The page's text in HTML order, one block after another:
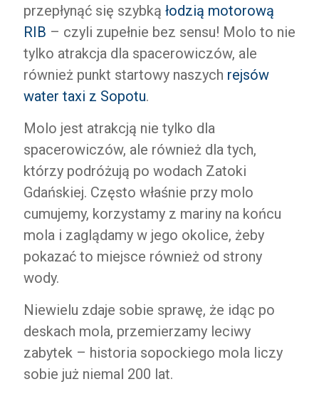
przepłynąć się szybką łodzią motorową
RIB – czyli zupełnie bez sensu! Molo to nie
tylko atrakcja dla spacerowiczów, ale
również punkt startowy naszych rejsów
water taxi z Sopotu.
Molo jest atrakcją nie tylko dla
spacerowiczów, ale również dla tych,
którzy podróżują po wodach Zatoki
Gdańskiej. Często właśnie przy molo
cumujemy, korzystamy z mariny na końcu
mola i zaglądamy w jego okolice, żeby
pokazać to miejsce również od strony
wody.
Niewielu zdaje sobie sprawę, że idąc po
deskach mola, przemierzamy leciwy
zabytek – historia sopockiego mola liczy
sobie już niemal 200 lat.